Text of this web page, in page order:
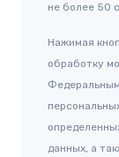
не более 50
Нажимая
обработку
данных, а